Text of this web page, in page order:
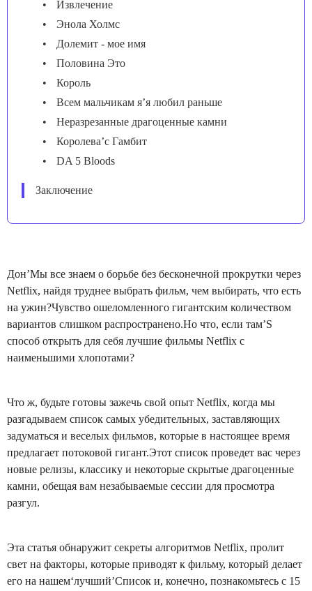
Извлечение
Энола Холмс
Долемит - мое имя
Половина Это
Король
Всем мальчикам я’я любил раньше
Неразрезанные драгоценные камни
Королева’с Гамбит
DA 5 Bloods
Заключение
Дон’Мы все знаем о борьбе без бесконечной прокрутки через
Netflix, найдя труднее выбрать фильм, чем выбирать, что есть
на ужин?Чувство ошеломленного гигантским количеством
вариантов слишком распространено.Но что, если там’S
способ открыть для себя лучшие фильмы Netflix с
наименьшими хлопотами?
Что ж, будьте готовы зажечь свой опыт Netflix, когда мы
разгадываем список самых убедительных, заставляющих
задуматься и веселых фильмов, которые в настоящее время
предлагает потоковой гигант.Этот список проведет вас через
новые релизы, классику и некоторые скрытые драгоценные
камни, обещая вам незабываемые сессии для просмотра
разгул.
Эта статья обнаружит секреты алгоритмов Netflix, пролит
свет на факторы, которые приводят к фильму, который делает
его на нашем‘лучший’Список и, конечно, познакомьтесь с 15